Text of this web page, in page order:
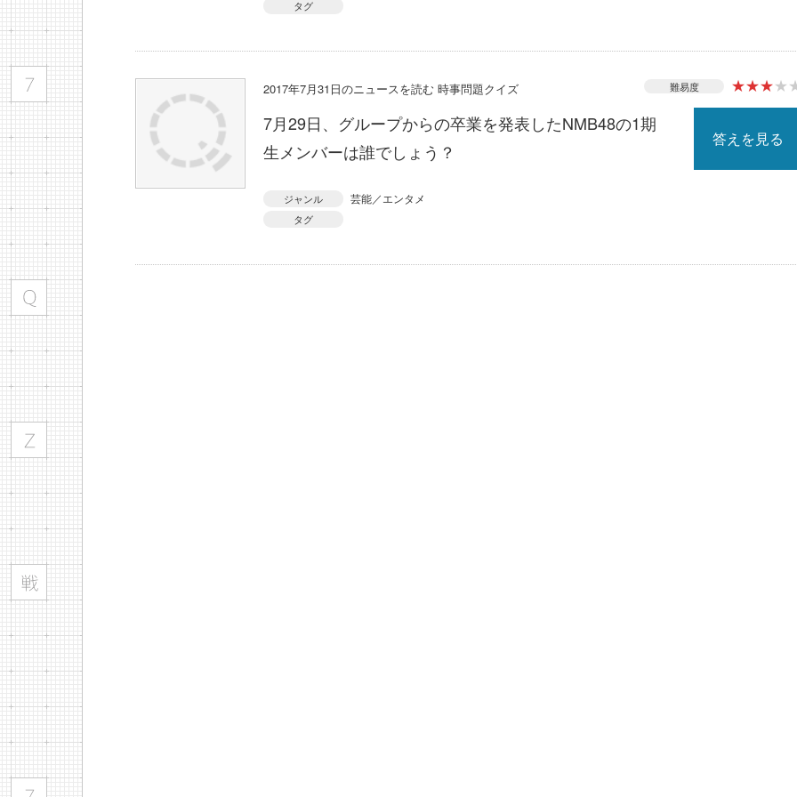
タグ
2017年7月31日のニュースを読む 時事問題クイズ 難易度 ★★★★
7月29日、グループからの卒業を発表したNMB48の1期
生メンバーは誰でしょう？
答えを見る
ジャンル 芸能／エンタメ
タグ